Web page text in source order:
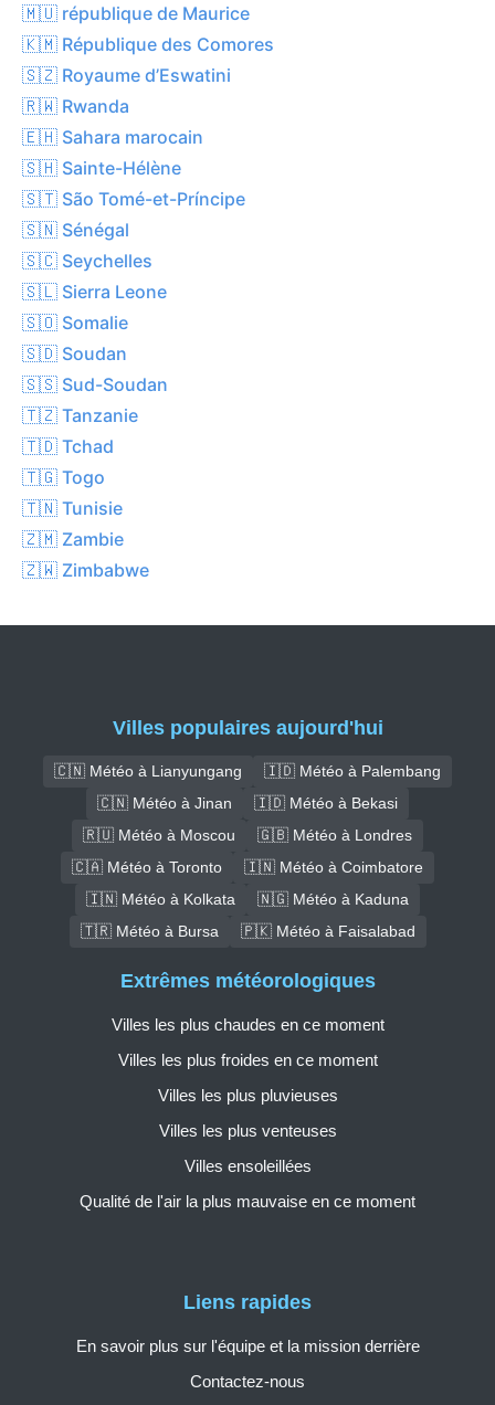
🇲🇺 république de Maurice
🇰🇲 République des Comores
🇸🇿 Royaume d’Eswatini
🇷🇼 Rwanda
🇪🇭 Sahara marocain
🇸🇭 Sainte-Hélène
🇸🇹 São Tomé-et-Príncipe
🇸🇳 Sénégal
🇸🇨 Seychelles
🇸🇱 Sierra Leone
🇸🇴 Somalie
🇸🇩 Soudan
🇸🇸 Sud-Soudan
🇹🇿 Tanzanie
🇹🇩 Tchad
🇹🇬 Togo
🇹🇳 Tunisie
🇿🇲 Zambie
🇿🇼 Zimbabwe
Villes populaires aujourd'hui
🇨🇳 Météo à Lianyungang
🇮🇩 Météo à Palembang
🇨🇳 Météo à Jinan
🇮🇩 Météo à Bekasi
🇷🇺 Météo à Moscou
🇬🇧 Météo à Londres
🇨🇦 Météo à Toronto
🇮🇳 Météo à Coimbatore
🇮🇳 Météo à Kolkata
🇳🇬 Météo à Kaduna
🇹🇷 Météo à Bursa
🇵🇰 Météo à Faisalabad
Liens rapides
En savoir plus sur l'équipe et la mission derrière
Contactez-nous
Extrêmes météorologiques
Villes les plus chaudes en ce moment
Villes les plus froides en ce moment
Villes les plus pluvieuses
Villes les plus venteuses
Villes ensoleillées
Qualité de l'air la plus mauvaise en ce moment